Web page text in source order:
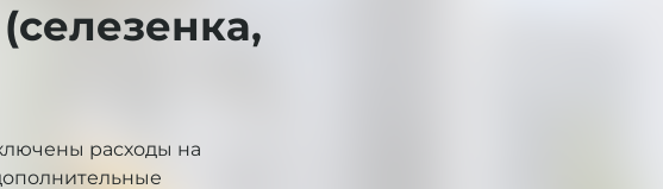
расходы на